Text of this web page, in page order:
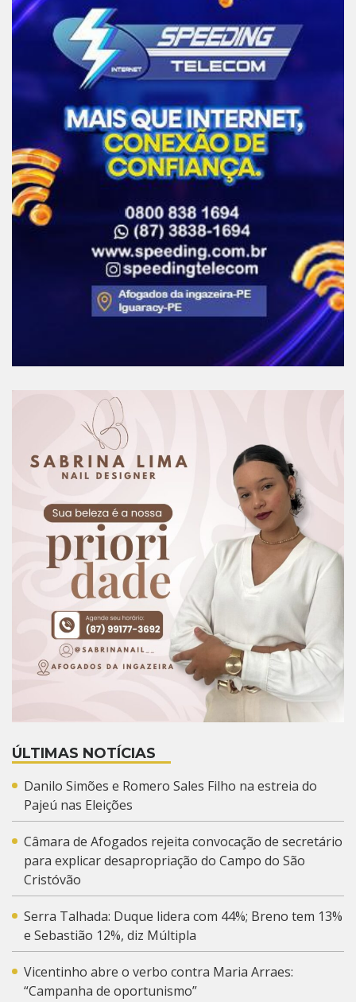
ÚLTIMAS NOTÍCIAS
Danilo Simões e Romero Sales Filho na estreia do
Pajeú nas Eleições
Câmara de Afogados rejeita convocação de secretário
para explicar desapropriação do Campo do São
Cristóvão
Serra Talhada: Duque lidera com 44%; Breno tem 13%
e Sebastião 12%, diz Múltipla
Vicentinho abre o verbo contra Maria Arraes:
“Campanha de oportunismo”